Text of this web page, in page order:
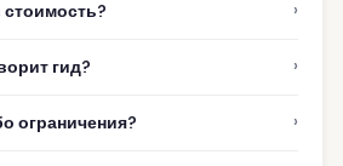
›
гид? ›
ограничения? ›